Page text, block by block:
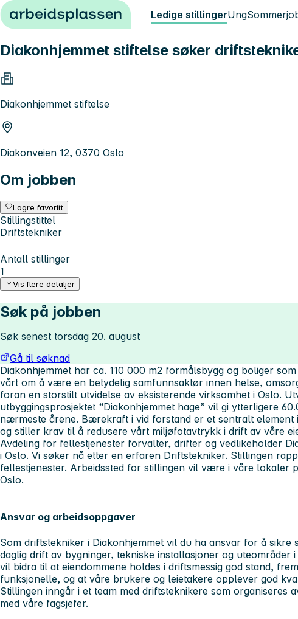
Hopp til innhold Ledige stillingerUng
Diakonhjemmet stiftelse søker
Diakonhjemmet stiftelse
Diakonveien 12, 0370 Oslo
Om jobben
Lagre favoritt
Stillingstittel
Driftstekniker
Antall stillinger
1
Vis flere detaljer
Søk på jobben
Søk senest torsdag 20. august
Gå til søknad
Diakonhjemmet har ca. 110 000 m2 formålsbygg og boliger
vårt om å være en betydelig samfunnsaktør innen helse,
foran en storstilt utvidelse av eksisterende virksomhet i Oslo.
utbyggingsprosjektet “Diakonhjemmet hage” vil gi ytterligere
nærmeste årene. Bærekraft i vid forstand er et sentralt element
og stiller krav til å redusere vårt miljøfotavtrykk i drift av våre
Avdeling for fellestjenester forvalter, drifter og vedlikeholder
i Oslo. Vi søker nå etter en erfaren Driftstekniker. Stillingen
fellestjenester. Arbeidssted for stillingen vil være i våre lokaler
Oslo.
Ansvar og arbeidsoppgaver
Som driftstekniker i Diakonhjemmet vil du ha ansvar for å sikre
daglig drift av bygninger, tekniske installasjoner og uteområder
vil bidra til at eiendommene holdes i driftsmessig god stand,
funksjonelle, og at våre brukere og leietakere opplever god
Stillingen inngår i et team med driftsteknikere som organiseres
med våre fagsjefer.